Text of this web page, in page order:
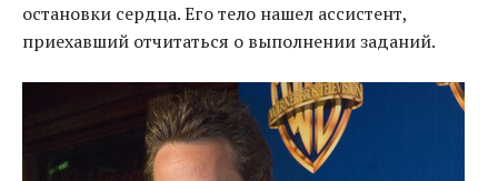
остановки сердца. Его тело нашел ассистент,
приехавший отчитаться о выполнении заданий.